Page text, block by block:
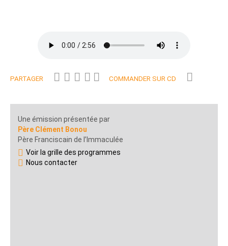
PARTAGER COMMANDER SUR CD
Une émission présentée par
Père Clément Bonou
Père Franciscain de l’Immaculée
Voir la grille des programmes
Nous contacter